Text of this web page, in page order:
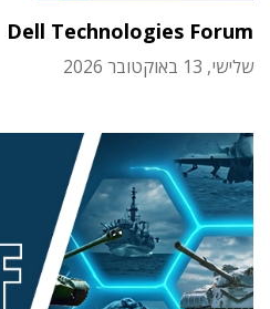
Dell Technologies Forum
שלישי, 13 באוקטובר 2026